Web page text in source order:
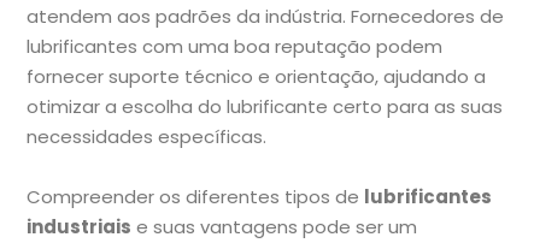
atendem aos padrões da indústria. Fornecedores de
lubrificantes com uma boa reputação podem
fornecer suporte técnico e orientação, ajudando a
otimizar a escolha do lubrificante certo para as suas
necessidades específicas.
Compreender os diferentes tipos de lubrificantes
industriais e suas vantagens pode ser um